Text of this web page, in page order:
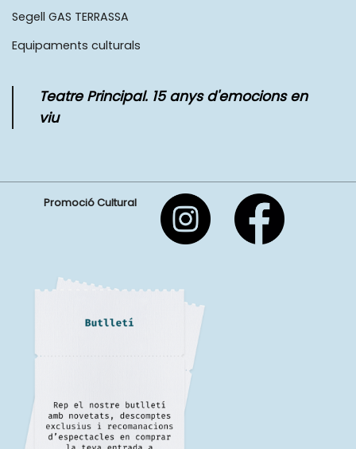
Segell GAS TERRASSA
Equipaments culturals
Teatre Principal. 15 anys d'emocions en
viu
Promoció Cultural